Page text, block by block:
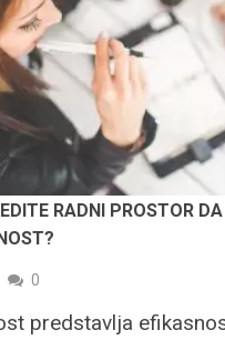
RADNI PROSTOR
0
predstavlja